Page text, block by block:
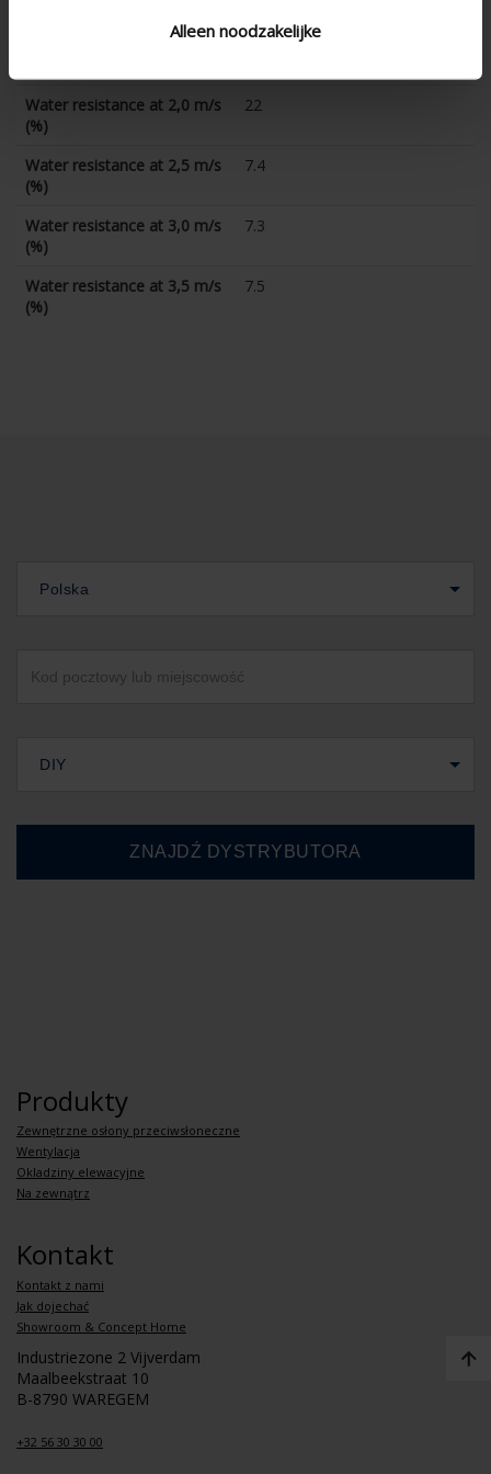
Alleen noodzakelijke
Water resistance at 1,5 m/s
46.6
Water resistance at 2,0 m/s
(%)
22
Water resistance at 2,5 m/s
(%)
7.4
Water resistance at 3,0 m/s
(%)
7.3
Water resistance at 3,5 m/s
(%)
7.5
Polska
DIY
Produkty
Zewnętrzne osłony przeciwsłoneczne
Wentylacja
Okladziny elewacyjne
Na zewnątrz
Kontakt
Kontakt z nami
Jak dojechać
Showroom & Concept Home
Industriezone 2 Vijverdam
Maalbeekstraat 10
B-8790 WAREGEM
+32 56 30 30 00